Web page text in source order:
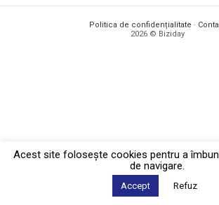
Politica de confidențialitate ·
2026 © Biziday
Acest site foloseşte cookies pentru a
de navigare.
Accept Refuz